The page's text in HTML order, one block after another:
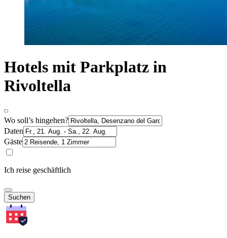
Hotels mit Parkplatz in
Rivoltella
Wo soll’s hingehen?
Daten
Gäste
Ich reise geschäftlich
Suchen